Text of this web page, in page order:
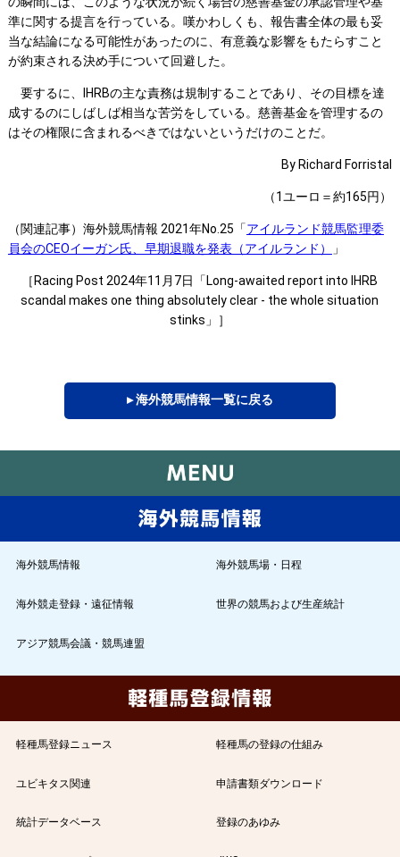
準に関する提言を行っている。嘆かわしくも、報告書全体の最も妥
当な結論になる可能性があったのに、有意義な影響をもたらすこと
が約束される決め手について回避した。
要するに、IHRBの主な責務は規制することであり、その目標を達
成するのにしばしば相当な苦労をしている。慈善基金を管理するの
はその権限に含まれるべきではないというだけのことだ。
By Richard Forristal
（1ユーロ＝約165円）
（関連記事）海外競馬情報 2021年No.25「アイルランド競馬監理委
員会のCEOイーガン氏、早期退職を発表（アイルランド）
」
［Racing Post 2024年11月7日「Long-awaited report into IHRB
scandal makes one thing absolutely clear - the whole situation
stinks」］
▸ 海外競馬情報一覧に戻る
海外競馬情報 海外競馬場・日程
海外競走登録・遠征情報 世界の競馬および生産統計
アジア競馬会議・競馬連盟
軽種馬登録ニュース 軽種馬の登録の仕組み
ユビキタス関連 申請書類ダウンロード
統計データベース 登録のあゆみ